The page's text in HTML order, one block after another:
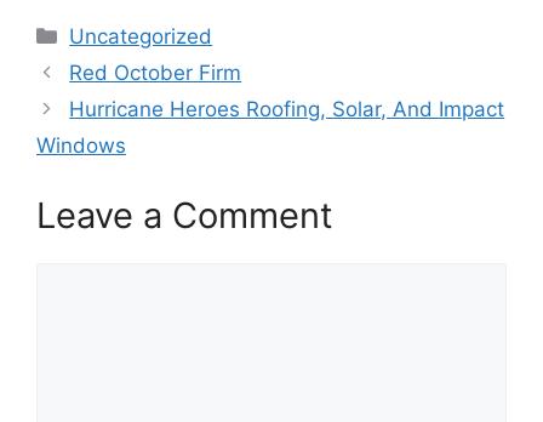
Categories
Uncategorized
Red October Firm
Hurricane Heroes Roofing, Solar, And Impact
Windows
Leave a Comment